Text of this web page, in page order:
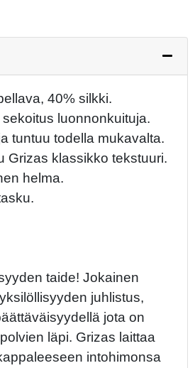
40% silkki.
luonnonkuituja.
tuntuu todella mukavalta.
Grizas klassikko tekstuuri.
helma.
taide! Jokainen
juhlistus,
jota on
läpi. Grizas laittaa
intohimonsa